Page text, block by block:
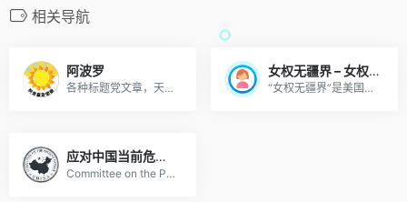
相关导航
阿波罗
各种标题党文章，天天发布反政文章，信息发布很快。
女权无疆界 – 女权组织
“女权无疆界”是美国诉讼律师创办的敌对国际女权联盟，总部设在美国，旨在反对中国境内的强制堕胎、遗弃女婴、人口拐卖和性奴现象。
应对中国当前危险委员会
Committee on the Present Danger: China